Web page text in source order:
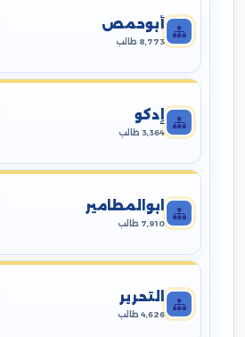
أبوحمص
8,773 طالب
إدكو
3,364 طالب
ابوالمطامير
7,910 طالب
التحرير
4,626 طالب